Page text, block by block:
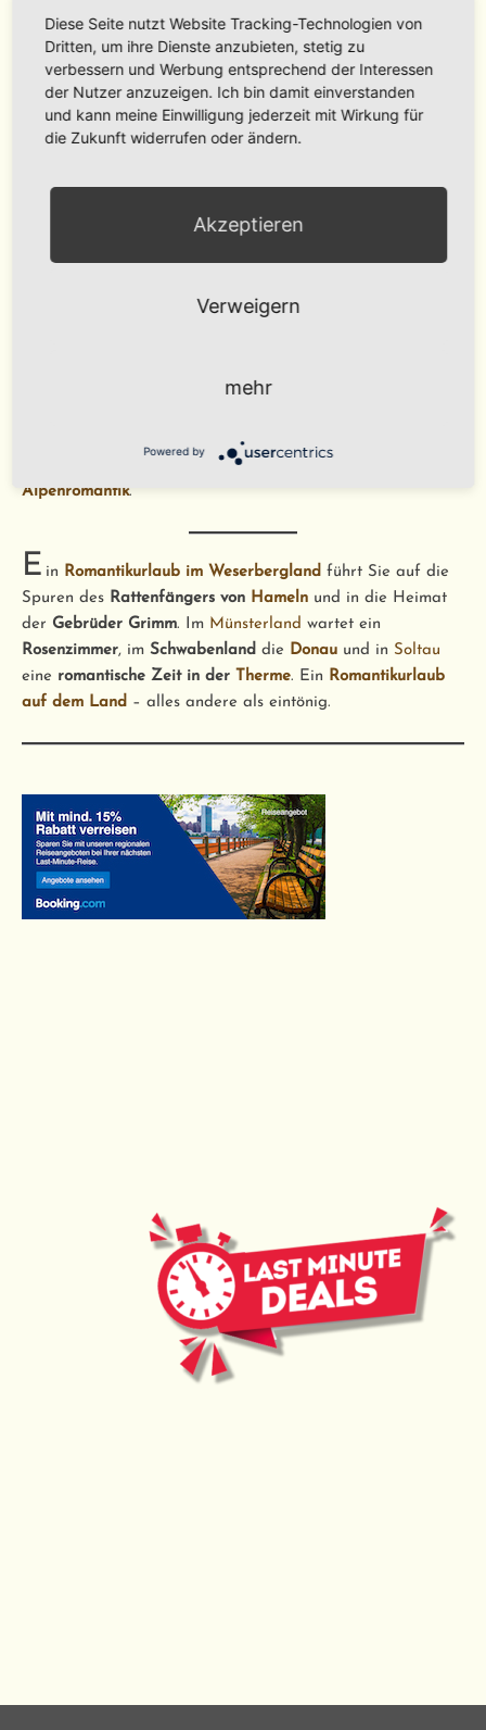
Garantie zum Kuscheln und mehr. Auch eine Nacht in einem
alten Fachwerkhauskitzelt die Gefühle bei einem
Romantikurlaub auf dem Landhervor.
Vom Havelland bis zumSchwarzwald
Romantikurlaub auf dem Land – Hotels für
Romantikurlaub auf dem Land
Romantikurlaub auf dem Land
Alpengasthof in Bayern
Alpenromantik.
E in Romantikurlaub im Weserbergland führt Sie auf die
Spuren des Rattenfängers von Hameln und in die Heimat
der Gebrüder Grimm. Im Münsterland wartet ein
Rosenzimmer, im Schwabenland die Donau und in Soltau
eine romantische Zeit in der Therme. Ein Romantikurlaub
auf dem Land – alles andere als eintönig.
Diese Seite nutzt Website Tracking-Technologien von
Dritten, um ihre Dienste anzubieten, stetig zu
verbessern und Werbung entsprechend der Interessen
der Nutzer anzuzeigen. Ich bin damit einverstanden
und kann meine Einwilligung jederzeit mit Wirkung für
die Zukunft widerrufen oder ändern.
Akzeptieren
Verweigern
mehr
Powered by